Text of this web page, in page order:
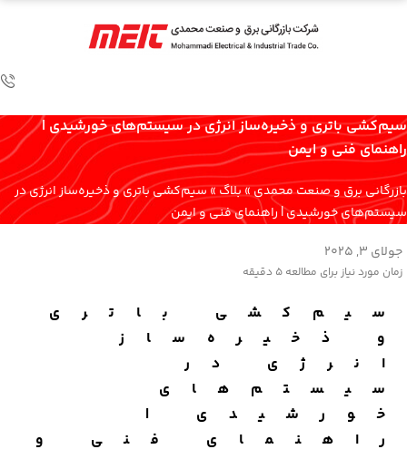
سیم‌کشی باتری و ذخیره‌ساز انرژی در سیستم‌های خورشیدی |
راهنمای فنی و ایمن
بازرگانی برق و صنعت محمدی»بلاگ»سیم‌کشی باتری و ذخیره‌ساز انرژی در
سیستم‌های خورشیدی | راهنمای فنی و ایمن
جولای 3, 2025
زمان مورد نیاز برای مطالعه 5 دقیقه
سیم‌کشی باتری
و ذخیره‌ساز
انرژی در
سیستم‌های
خورشیدی |
راهنمای فنی و